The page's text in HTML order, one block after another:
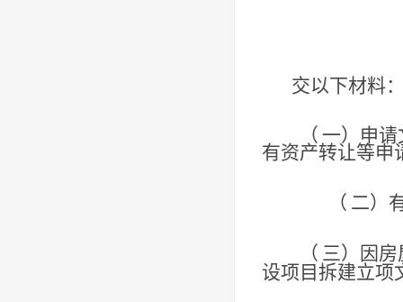
交以下材料
（ 一）申
有资产转让等申
（ 二）
（ 三）因
设项目拆建立项